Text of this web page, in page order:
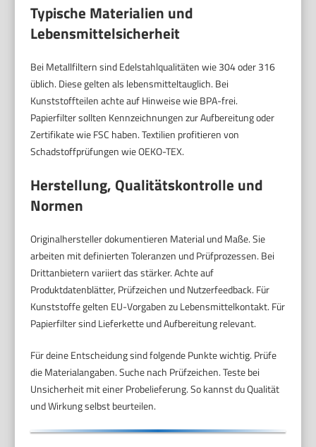
Typische Materialien und
Lebensmittelsicherheit
Bei Metallfiltern sind Edelstahlqualitäten wie 304 oder 316
üblich. Diese gelten als lebensmitteltauglich. Bei
Kunststoffteilen achte auf Hinweise wie BPA-frei.
Papierfilter sollten Kennzeichnungen zur Aufbereitung oder
Zertifikate wie FSC haben. Textilien profitieren von
Schadstoffprüfungen wie OEKO-TEX.
Herstellung, Qualitätskontrolle und
Normen
Originalhersteller dokumentieren Material und Maße. Sie
arbeiten mit definierten Toleranzen und Prüfprozessen. Bei
Drittanbietern variiert das stärker. Achte auf
Produktdatenblätter, Prüfzeichen und Nutzerfeedback. Für
Kunststoffe gelten EU-Vorgaben zu Lebensmittelkontakt. Für
Papierfilter sind Lieferkette und Aufbereitung relevant.
Für deine Entscheidung sind folgende Punkte wichtig. Prüfe
die Materialangaben. Suche nach Prüfzeichen. Teste bei
Unsicherheit mit einer Probelieferung. So kannst du Qualität
und Wirkung selbst beurteilen.